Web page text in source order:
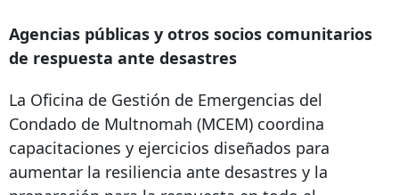
Agencias públicas y otros socios comunitarios
de respuesta ante desastres
La Oficina de Gestión de Emergencias del
Condado de Multnomah (MCEM) coordina
capacitaciones y ejercicios diseñados para
aumentar la resiliencia ante desastres y la